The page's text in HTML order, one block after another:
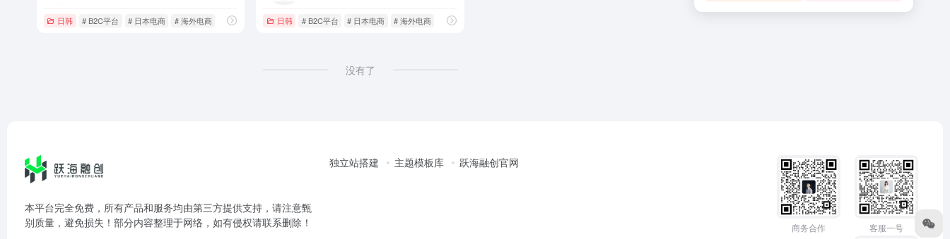
日韩 # B2C平台 # 日本电商 # 海外电商 日韩 # B2C平台 # 日本电商 # 海外电商
没有了
本平台完全免费，所有产品和服务均由第三方提供支持，请注意甄
别质量，避免损失！部分内容整理于网络，如有侵权请联系删除！
独立站搭建 主题模板库 跃海融创官网
商务合作 客服一号